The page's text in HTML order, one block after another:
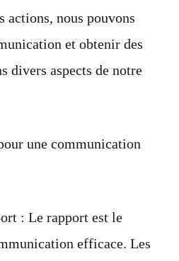
actions, nous pouvons
et obtenir des
divers aspects de notre
une communication
: Le rapport est le
efficace. Les